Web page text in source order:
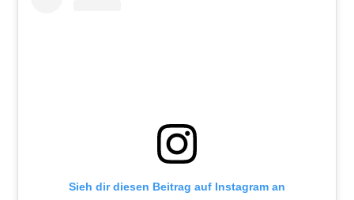
Sieh dir diesen Beitrag auf Instagram an